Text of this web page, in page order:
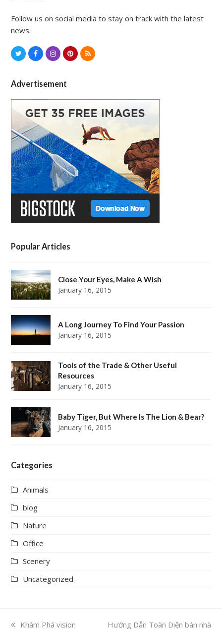
Follow us on social media to stay on track with the latest
news.
T
i
t
t
e
r
c
e
b
o
o
k
s
t
a
r
a
m
P
t
e
e
s
t
R
Advertisement
Popular Articles
Close Your Eyes, Make A Wish
January 16, 2015
A Long Journey To Find Your Passion
January 16, 2015
Tools of the Trade & Other Useful
Resources
January 16, 2015
Baby Tiger, But Where Is The Lion & Bear?
January 16, 2015
Categories
Animals
blog
Nature
Office
Scenery
Uncategorized
previous
Khám Phá vision next
Hướng Dẫn Toàn Diện bán nhà